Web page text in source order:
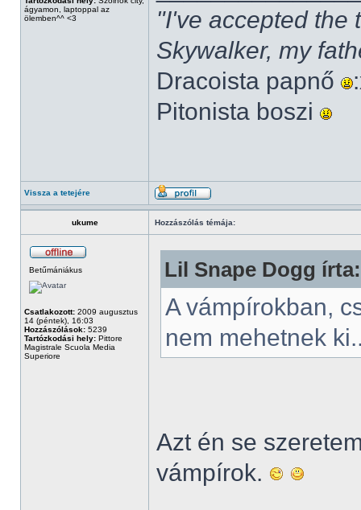
ágyamon, laptoppal az
ölemben^^ <3
"I've accepted the
Skywalker, my
Dracoista papnő
Pitonista boszi
Vissza a tetejére
ukume Hozzászólás témája:
Betűmániákus
Csatlakozott: 2009 augusztus
14 (péntek), 16:03
Hozzászólások: 5239
Tartózkodási hely: Pittore
Magistrale Scuola Media
Superiore
Lil Snape Dogg írta:
A vámpírokban,
nem mehetnek
Azt én se
vámpírok.